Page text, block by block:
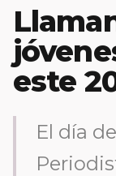
este
El día